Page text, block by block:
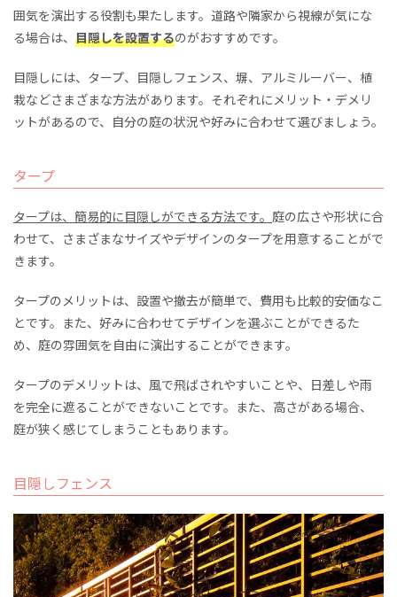
囲気を演出する役割も果たします。道路や隣家から視線が気にな
る場合は、 目隠しを設置するのがおすすめです。
目隠しには、タープ、目隠しフェンス、塀、アルミルーバー、植
栽などさまざまな方法があります。それぞれにメリット・デメリ
ットがあるので、自分の庭の状況や好みに合わせて選びましょう。
タープ
タープは、簡易的に目隠しができる方法です。 庭の広さや形状に合
わせて、さまざまなサイズやデザインのタープを用意することがで
きます。
タープのメリットは、設置や撤去が簡単で、費用も比較的安価なこ
とです。また、好みに合わせてデザインを選ぶことができるた
め、庭の雰囲気を自由に演出することができます。
タープのデメリットは、風で飛ばされやすいことや、日差しや雨
を完全に遮ることができないことです。また、高さがある場合、
庭が狭く感じてしまうこともあります。
目隠しフェンス